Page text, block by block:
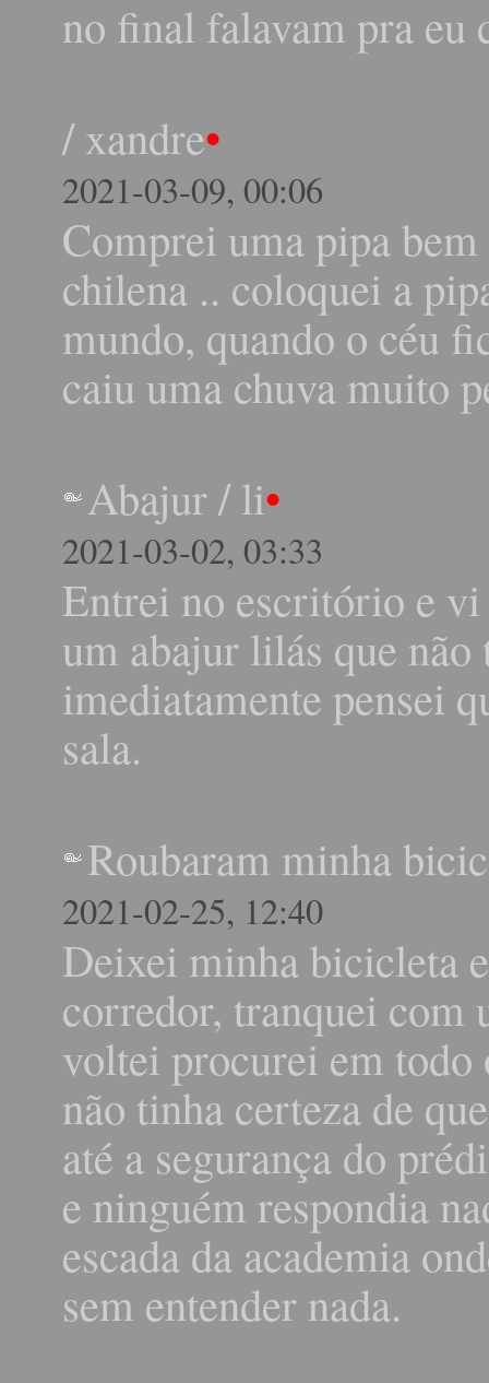
no final falavam pra eu
/xandre•
2021-03-09, 00:06
Comprei uma pipa
chilena .. coloquei a
mundo, quando o céu
caiu uma chuva muito
Abajur/li•
2021-03-02, 03:33
Entrei no escritório e vi
um abajur lilás que
imediatamente pensei
sala.
Roubaram minha
2021-02-25, 12:40
Deixei minha bicicleta
corredor, tranquei com
voltei procurei em todo
não tinha certeza de
até a segurança do
e ninguém respondia
escada da academia
sem entender nada.